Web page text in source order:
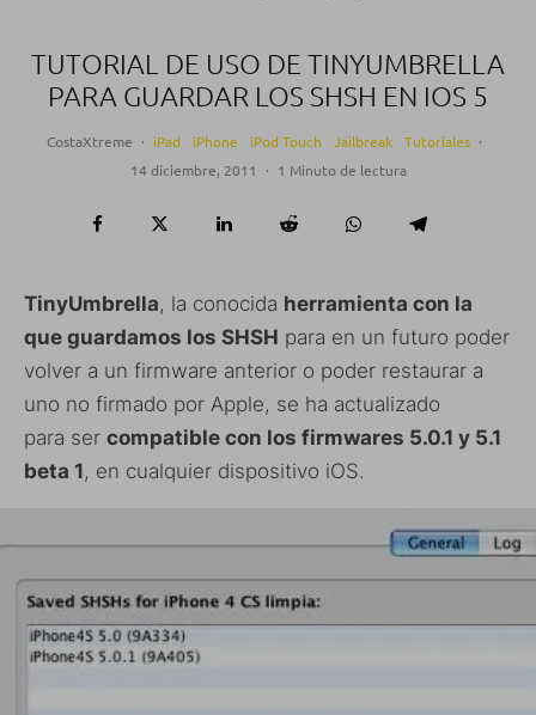
TUTORIAL DE USO DE TINYUMBRELLA
PARA GUARDAR LOS SHSH EN IOS 5
CostaXtreme · iPad iPhone iPod Touch Jailbreak Tutoriales ·
14 diciembre, 2011
· 1 Minuto de lectura
TinyUmbrella, la conocida herramienta con la
que guardamos los SHSH para en un futuro poder
volver a un firmware anterior o poder restaurar a
uno no firmado por Apple, se ha actualizado
para ser compatible con los firmwares 5.0.1 y 5.1
beta 1, en cualquier dispositivo iOS.